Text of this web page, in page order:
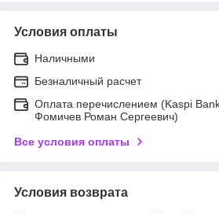
Условия оплаты
Наличными
Безналичный расчет
Оплата перечислением (Kaspi
Фомичев Роман Сергеевич)
Все условия оплаты
Условия возврата